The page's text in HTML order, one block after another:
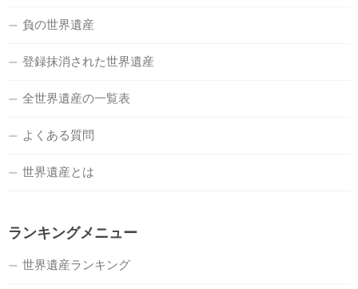
負の世界遺産
登録抹消された世界遺産
全世界遺産の一覧表
よくある質問
世界遺産とは
ランキングメニュー
世界遺産ランキング